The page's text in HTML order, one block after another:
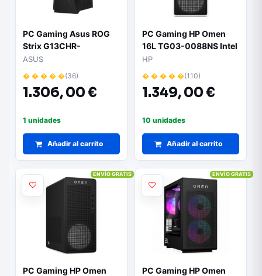
PC Gaming Asus ROG
Strix G13CHR-
51440F0450 Intel Core
i5-14400F/ 16GB/ 1TB
SSD/ GeForce RTX
4060/ Sin Sistema
ASUS
� � � � �(36)
1.306,00 €
1 unidades
Añadir al carrito
PC Gaming HP Omen
16L TG03-0088NS Intel
Core Ultra 5-225F/
16GB/ 1TB SSD/ GeForce
RTX 5060/ Sin Sistema
Operativo
HP
� � � � �(110)
1.349,00 €
10 unidades
Añadir al carrito
PC Gaming HP Omen
ENVÍO GRATIS
PC Gaming HP Omen
ENVÍO GRATIS